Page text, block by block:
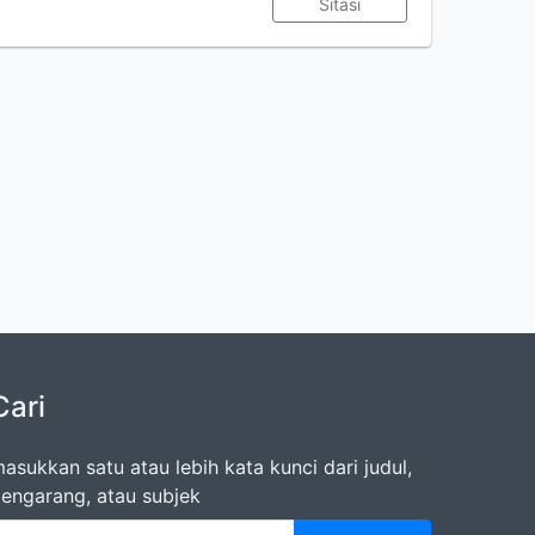
Sitasi
satu atau lebih kata kunci dari judul,
atau subjek